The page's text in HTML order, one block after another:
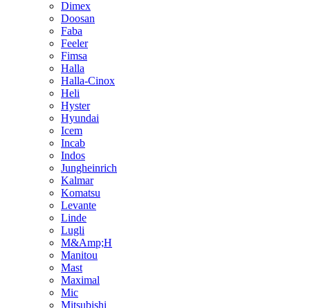
Dimex
Doosan
Faba
Feeler
Fimsa
Halla
Halla-Cinox
Heli
Hyster
Hyundai
Icem
Incab
Indos
Jungheinrich
Kalmar
Komatsu
Levante
Linde
Lugli
M&Amp;H
Manitou
Mast
Maximal
Mic
Mitsubishi